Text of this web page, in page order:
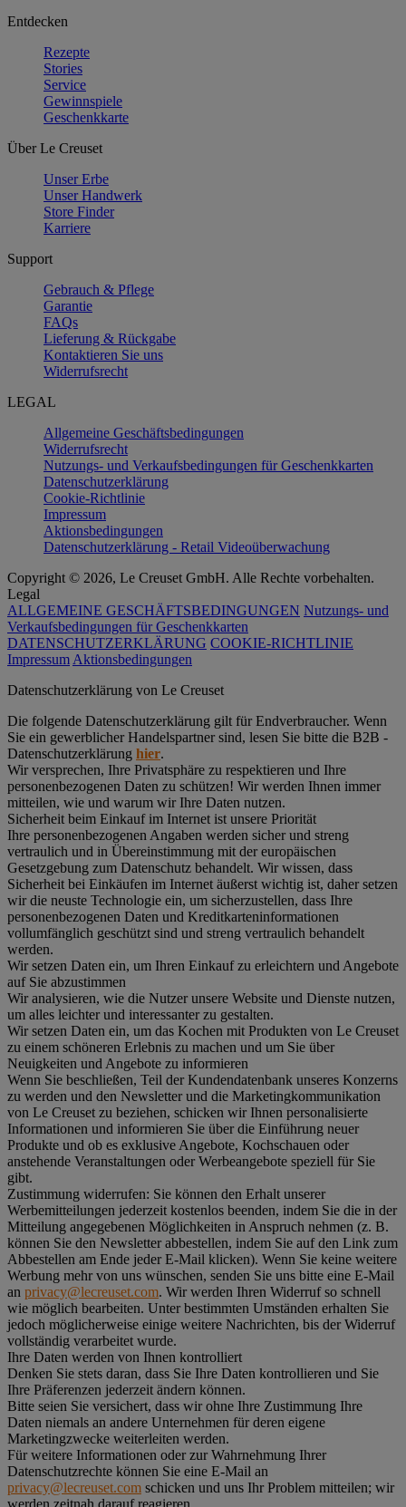
Entdecken
Rezepte
Stories
Service
Gewinnspiele
Geschenkkarte
Über Le Creuset
Unser Erbe
Unser Handwerk
Store Finder
Karriere
Support
Gebrauch & Pflege
Garantie
FAQs
Lieferung & Rückgabe
Kontaktieren Sie uns
Widerrufsrecht
LEGAL
Allgemeine Geschäftsbedingungen
Widerrufsrecht
Nutzungs- und Verkaufsbedingungen für Geschenkkarten
Datenschutzerklärung
Cookie-Richtlinie
Impressum
Aktionsbedingungen
Datenschutzerklärung - Retail Videoüberwachung
Copyright © 2026, Le Creuset GmbH. Alle Rechte vorbehalten.
Legal
ALLGEMEINE GESCHÄFTSBEDINGUNGEN Nutzungs- und
Verkaufsbedingungen für Geschenkkarten
DATENSCHUTZERKLÄRUNG COOKIE-RICHTLINIE
Impressum Aktionsbedingungen
Datenschutz­erklärung von Le Creuset
Die folgende Datenschutzerklärung gilt für Endverbraucher. Wenn
Sie ein gewerblicher Handelspartner sind, lesen Sie bitte die B2B -
Datenschutzerklärung hier.
Wir versprechen, Ihre Privatsphäre zu respektieren und Ihre
personenbezogenen Daten zu schützen! Wir werden Ihnen immer
mitteilen, wie und warum wir Ihre Daten nutzen.
Sicherheit beim Einkauf im Internet ist unsere Priorität
Ihre personenbezogenen Angaben werden sicher und streng
vertraulich und in Übereinstimmung mit der europäischen
Gesetzgebung zum Datenschutz behandelt. Wir wissen, dass
Sicherheit bei Einkäufen im Internet äußerst wichtig ist, daher setzen
wir die neuste Technologie ein, um sicherzustellen, dass Ihre
personenbezogenen Daten und Kreditkarteninformationen
vollumfänglich geschützt sind und streng vertraulich behandelt
werden.
Wir setzen Daten ein, um Ihren Einkauf zu erleichtern und Angebote
auf Sie abzustimmen
Wir analysieren, wie die Nutzer unsere Website und Dienste nutzen,
um alles leichter und interessanter zu gestalten.
Wir setzen Daten ein, um das Kochen mit Produkten von Le Creuset
zu einem schöneren Erlebnis zu machen und um Sie über
Neuigkeiten und Angebote zu informieren
Wenn Sie beschließen, Teil der Kundendatenbank unseres Konzerns
zu werden und den Newsletter und die Marketingkommunikation
von Le Creuset zu beziehen, schicken wir Ihnen personalisierte
Informationen und informieren Sie über die Einführung neuer
Produkte und ob es exklusive Angebote, Kochschauen oder
anstehende Veranstaltungen oder Werbeangebote speziell für Sie
gibt.
Zustimmung widerrufen: Sie können den Erhalt unserer
Werbemitteilungen jederzeit kostenlos beenden, indem Sie die in der
Mitteilung angegebenen Möglichkeiten in Anspruch nehmen (z. B.
können Sie den Newsletter abbestellen, indem Sie auf den Link zum
Abbestellen am Ende jeder E-Mail klicken). Wenn Sie keine weitere
Werbung mehr von uns wünschen, senden Sie uns bitte eine E-Mail
an privacy@lecreuset.com. Wir werden Ihren Widerruf so schnell
wie möglich bearbeiten. Unter bestimmten Umständen erhalten Sie
jedoch möglicherweise einige weitere Nachrichten, bis der Widerruf
vollständig verarbeitet wurde.
Ihre Daten werden von Ihnen kontrolliert
Denken Sie stets daran, dass Sie Ihre Daten kontrollieren und Sie
Ihre Präferenzen jederzeit ändern können.
Bitte seien Sie versichert, dass wir ohne Ihre Zustimmung Ihre
Daten niemals an andere Unternehmen für deren eigene
Marketingzwecke weiterleiten werden.
Für weitere Informationen oder zur Wahrnehmung Ihrer
Datenschutzrechte können Sie eine E-Mail an
privacy@lecreuset.com schicken und uns Ihr Problem mitteilen; wir